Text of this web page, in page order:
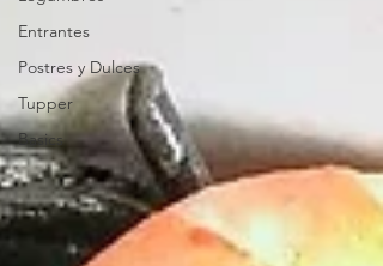
Entrantes
Postres y Dulces
Tupper
Basics